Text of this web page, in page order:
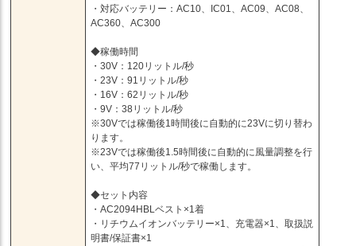
・対応バッテリー：AC10、IC01、AC09、AC08、
AC360、AC300
◆稼働時間
・30V：120リットル/秒
・23V：91リットル/秒
・16V：62リットル/秒
・9V：38リットル/秒
※30Vでは稼働後1時間後に自動的に23Vに切り替わ
ります。
※23Vでは稼働後1.5時間後に自動的に風量調整を行
い、平均77リットル/秒で稼働します。
◆セット内容
・AC2094HBLベスト×1着
・リチウムイオンバッテリー×1、充電器×1、取扱説
明書/保証書×1